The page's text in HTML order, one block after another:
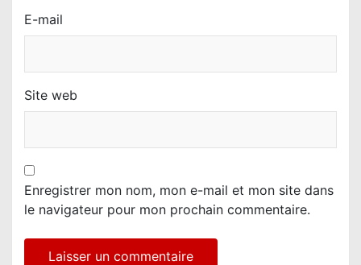
E-mail
Site web
Enregistrer mon nom, mon e-mail et mon site dans
le navigateur pour mon prochain commentaire.